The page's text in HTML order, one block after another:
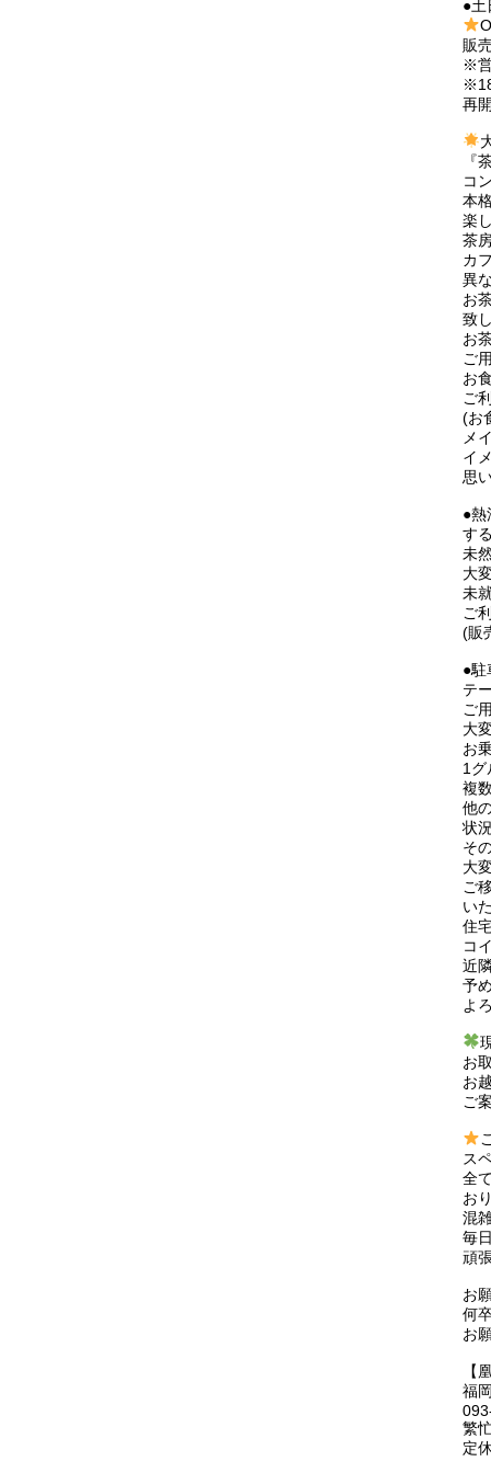
●
販
※
再
『
コ
本
楽
茶
カ
異
お
致
お
ご
お
ご
(お
メ
イ
思
●熱
す
未
大
未
ご
(販
●駐
テ
ご
大
お
1グ
複
他
状
そ
大
ご
い
住
コ
近
予
よ
お
お
ご
ス
全
お
混
毎
頑
お
何
お
【
福
繁
定